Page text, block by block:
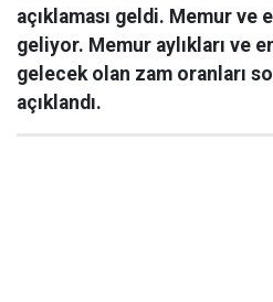
açıklaması geldi. Memur ve
geliyor. Memur aylıkları ve
gelecek olan zam oranları
açıklandı.